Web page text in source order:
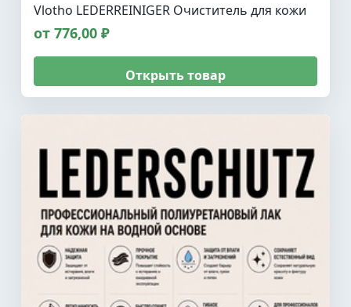
Vlotho LEDERREINIGER Очиститель для кожи
от 776,00 ₽
Открыть товар